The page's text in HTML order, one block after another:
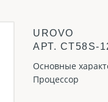
UROVO
АРТ. CT58S-
Основные
Процессор